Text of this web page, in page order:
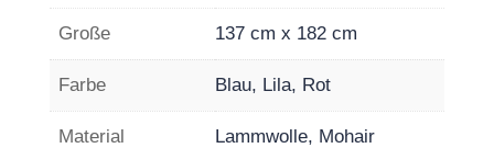
Große 137 cm x 182 cm
Farbe Blau, Lila, Rot
Material Lammwolle, Mohair